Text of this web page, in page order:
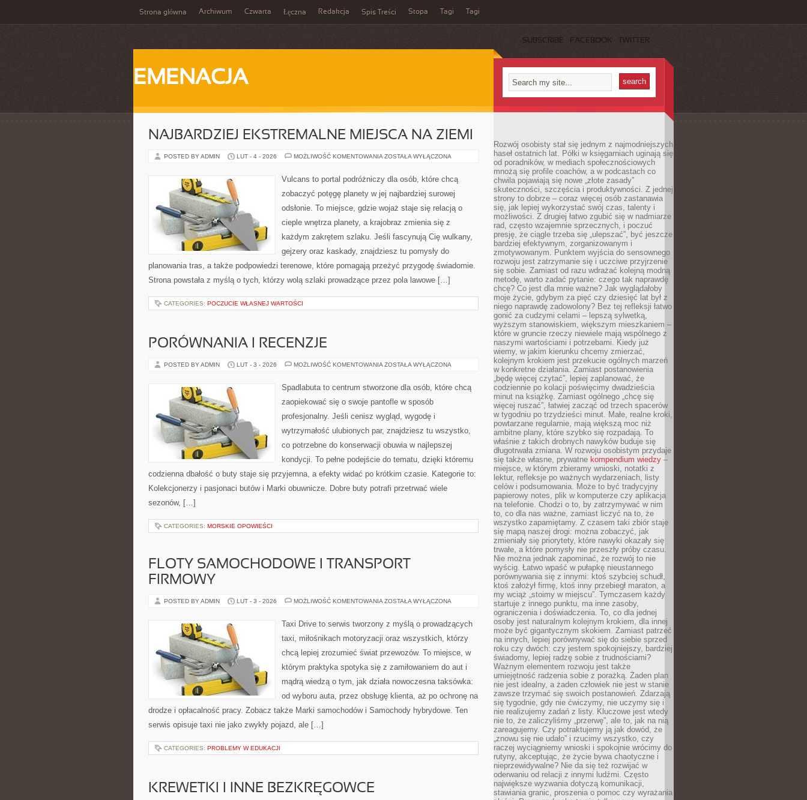
Strona główna Archiwum Czwarta Łęczna Redakcja Spis Treści Stopa Tagi Tagi
SUBSCRIBE FACEBOOK TWITTER
EMENACJA
NAJBARDZIEJ EKSTREMALNE MIEJSCA NA ZIEMI
POSTED BY ADMIN LUT - 4 - 2026 MOŻLIWOŚĆ KOMENTOWANIA NAJBARDZIEJ
NA
ZIEMI
ZOSTAŁA WYŁĄCZONA
Vulcans to portal podróżniczy dla osób, które chcą
zobaczyć potęgę planety w jej najbardziej surowej
odsłonie. To miejsce, gdzie wojaż staje się relacją o
cieple wnętrza planety, a krajobraz zmienia się z
każdym zakrętem szlaku. Jeśli fascynują Cię wulkany,
gejzery oraz kaskady, znajdziesz tu pomysły do
planowania tras, a także podpowiedzi terenowe, które pomagają przeżyć przygodę świadomie.
Strona powstała z myślą o tych, którzy wolą szlaki prowadzące przez pola lawowe […]
CATEGORIES: POCZUCIE WŁASNEJ WARTOŚCI
PORÓWNANIA I RECENZJE
POSTED BY ADMIN LUT - 3 - 2026 MOŻLIWOŚĆ KOMENTOWANIA PORÓWNANIA
ZOSTAŁA WYŁĄCZONA
Spadlabuta to centrum stworzone dla osób, które chcą
zaopiekować się o swoje pantofle w sposób
profesjonalny. Jeśli cenisz wygląd, wygodę i
wytrzymałość ulubionych par, znajdziesz tu wszystko,
co potrzebne do konserwacji obuwia w najlepszej
kondycji. To pełne podejście do tematu, dzięki któremu
codzienna dbałość o buty staje się przyjemna, a efekty widać po krótkim czasie. Kategorie to:
Kolekcjonerzy i pasjonaci butów i Marki obuwnicze. Dobre buty potrafi przetrwać wiele
sezonów, […]
CATEGORIES: MORSKIE OPOWIEŚCI
FLOTY SAMOCHODOWE I TRANSPORT
FIRMOWY
POSTED BY ADMIN LUT - 3 - 2026 MOŻLIWOŚĆ KOMENTOWANIA FLOTY
TRANSPORT
FIRMOWY
ZOSTAŁA WYŁĄCZONA
Taxi Drive to serwis tworzony z myślą o prowadzących
taxi, miłośnikach motoryzacji oraz wszystkich, którzy
chcą lepiej zrozumieć świat przewozów. To miejsce, w
którym praktyka spotyka się z zamiłowaniem do aut i
mądrą wiedzą o tym, jak działa nowoczesna taksówka:
od wyboru auta, przez obsługę klienta, aż po ochronę na
drodze i opłacalność pracy. Zobacz także Marki samochodów i Samochody hybrydowe. Ten
serwis opisuje taxi nie jako zwykły pojazd, ale […]
CATEGORIES: PROBLEMY W EDUKACJI
KREWETKI I INNE BEZKRĘGOWCE
Rozwój osobisty stał się jednym z najmodniejszych
haseł ostatnich lat. Półki w księgarniach uginają się
od poradników, w mediach społecznościowych
mnożą się profile coachów, a w podcastach co
chwila pojawiają się nowe „złote zasady”
skuteczności, szczęścia i produktywności. Z jednej
strony to dobrze – coraz więcej osób zastanawia
się, jak lepiej wykorzystać swój czas, talenty i
możliwości. Z drugiej łatwo zgubić się w nadmiarze
rad, często wzajemnie sprzecznych, i poczuć
presję, że ciągle trzeba się „ulepszać”, być jeszcze
bardziej efektywnym, zorganizowanym i
zmotywowanym. Punktem wyjścia do sensownego
rozwoju jest zatrzymanie się i uczciwe przyjrzenie
się sobie. Zamiast od razu wdrażać kolejną modną
metodę, warto zadać pytanie: czego tak naprawdę
chcę? Co jest dla mnie ważne? Jak wyglądałoby
moje życie, gdybym za pięć czy dziesięć lat był z
niego naprawdę zadowolony? Bez tej refleksji łatwo
gonić za cudzymi celami – lepszą sylwetką,
wyższym stanowiskiem, większym mieszkaniem –
które w gruncie rzeczy niewiele mają wspólnego z
naszymi wartościami i potrzebami. Kiedy już
wiemy, w jakim kierunku chcemy zmierzać,
kolejnym krokiem jest przekucie ogólnych marzeń
w konkretne działania. Zamiast postanowienia
„będę więcej czytać”, lepiej zaplanować, że
codziennie po kolacji poświęcimy dwadzieścia
minut na książkę. Zamiast ogólnego „chcę się
więcej ruszać”, łatwiej zacząć od trzech spacerów
w tygodniu po trzydzieści minut. Małe, realne kroki,
powtarzane regularnie, mają większą moc niż
ambitne plany, które szybko się rozpadają. To
właśnie z takich drobnych nawyków buduje się
długotrwała zmiana. W rozwoju osobistym przydaje
się także własne, prywatne kompendium wiedzy –
miejsce, w którym zbieramy wnioski, notatki z
lektur, refleksje po ważnych wydarzeniach, listy
celów i podsumowania. Może to być tradycyjny
papierowy notes, plik w komputerze czy aplikacja
na telefonie. Chodzi o to, by zatrzymywać w nim
to, co dla nas ważne, zamiast liczyć na to, że
wszystko zapamiętamy. Z czasem taki zbiór staje
się mapą naszej drogi: można zobaczyć, jak
zmieniały się priorytety, które nawyki okazały się
trwałe, a które pomysły nie przeszły próby czasu.
Nie można jednak zapominać, że rozwój to nie
wyścig. Łatwo wpaść w pułapkę nieustannego
porównywania się z innymi: ktoś szybciej schudł,
ktoś założył firmę, ktoś inny przebiegł maraton, a
my wciąż „stoimy w miejscu”. Tymczasem każdy
startuje z innego punktu, ma inne zasoby,
ograniczenia i doświadczenia. To, co dla jednej
osoby jest naturalnym kolejnym krokiem, dla innej
może być gigantycznym skokiem. Zamiast patrzeć
na innych, lepiej porównywać się do siebie sprzed
roku czy dwóch: czy jestem spokojniejszy, bardziej
świadomy, lepiej radzę sobie z trudnościami?
Ważnym elementem rozwoju jest także
umiejętność radzenia sobie z porażką. Żaden plan
nie jest idealny, a żaden człowiek nie jest w stanie
zawsze trzymać się swoich postanowień. Zdarzają
się tygodnie, gdy nie ćwiczymy, nie uczymy się i
nie realizujemy zadań z listy. Kluczowe jest wtedy
nie to, że zaliczyliśmy „przerwę”, ale to, jak na nią
zareagujemy. Czy potraktujemy ją jak dowód, że
„znowu się nie udało” i rzucimy wszystko, czy
raczej wyciągniemy wnioski i spokojnie wrócimy do
rutyny, akceptując, że życie bywa chaotyczne i
nieprzewidywalne? Nie da się też rozwijać w
oderwaniu od relacji z innymi ludźmi. Często
największe wyzwania dotyczą komunikacji,
stawiania granic, proszenia o pomoc czy wyrażania